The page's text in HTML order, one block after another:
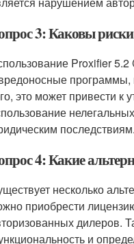
3: Каковы
Proxifier
программы,
это может привести
последствиям.
4: Какие
несколько
приобрести
дилеров.
и